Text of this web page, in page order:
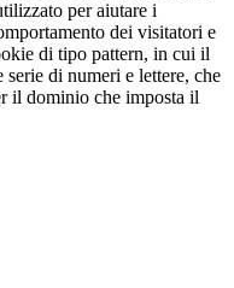
per aiutare i
dei visitatori e
di tipo pattern, in cui il
serie di numeri e lettere, che
il dominio che imposta il